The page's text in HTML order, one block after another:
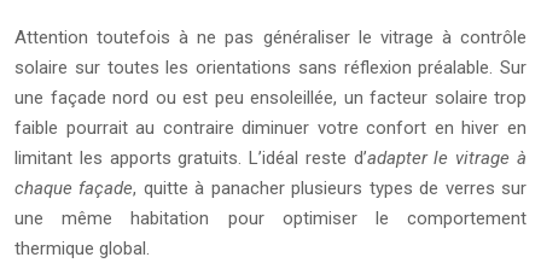
Attention toutefois à ne pas généraliser le vitrage à contrôle
solaire sur toutes les orientations sans réflexion préalable. Sur
une façade nord ou est peu ensoleillée, un facteur solaire trop
faible pourrait au contraire diminuer votre confort en hiver en
limitant les apports gratuits. L’idéal reste d’adapter le vitrage à
chaque façade, quitte à panacher plusieurs types de verres sur
une même habitation pour optimiser le comportement
thermique global.